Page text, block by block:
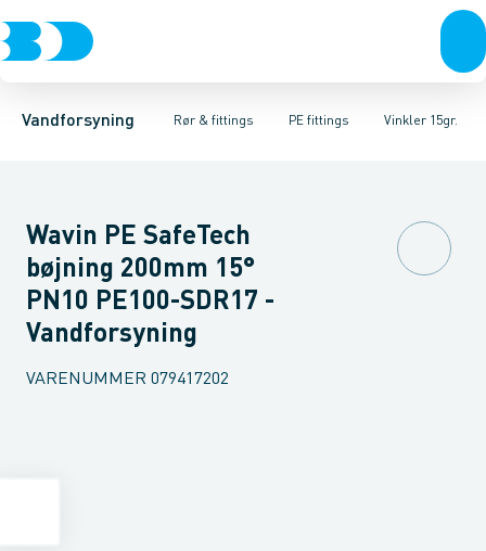
Vandforsyning Rør & fittings
Rør & fittingsKoblinger & anboringerMuffer, klemmer &
PE fittings
PE rørPE EL fittingsPE fittings Duktiljern fittingsVinkler 15gr.
Vinkler 90gr.Vinkler 60gr.Vinkler 45gr.Vinkler 30gr.Vinkler
Wavin PE SafeTech
bøjning 200mm 15°
PN10 PE100-SDR17 -
Vandforsyning
VARENUMMER 079417202